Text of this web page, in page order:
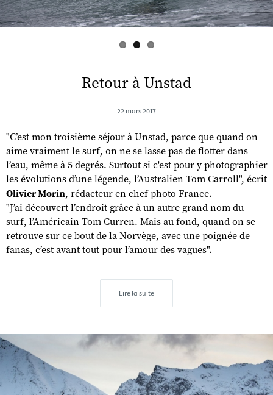
Retour à Unstad
22 mars 2017
"C’est mon troisième séjour à Unstad, parce que quand on
aime vraiment le surf, on ne se lasse pas de flotter dans
l’eau, même à 5 degrés. Surtout si c'est pour y photographier
les évolutions d’une légende, l’Australien Tom Carroll", écrit
Olivier Morin, rédacteur en chef photo France.
"J’ai découvert l’endroit grâce à un autre grand nom du
surf, l’Américain Tom Curren. Mais au fond, quand on se
retrouve sur ce bout de la Norvège, avec une poignée de
fanas, c’est avant tout pour l’amour des vagues".
Lire la suite